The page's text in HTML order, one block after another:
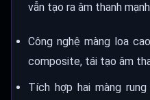
vẫn tạo ra âm thanh
Công nghệ màng loa
composite, tái tạo âm
Tích hợp hai màng